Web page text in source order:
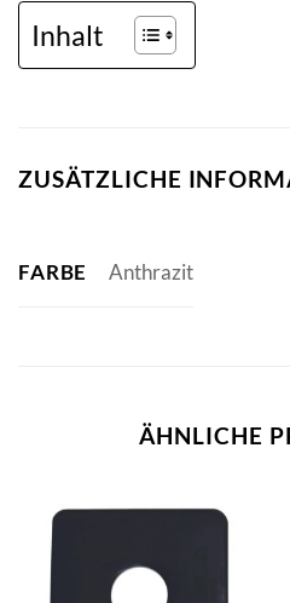
Inhalt
ZUSÄTZLICHE
FARBE Anthrazit
ÄHNLICHE